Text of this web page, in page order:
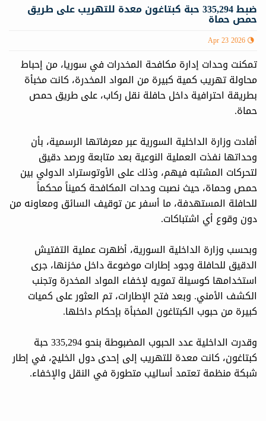
ضبط 335,294 حبة كبتاغون معدة للتهريب على طريق
حمص حماة
Apr 23 2026
تمكنت وحدات إدارة مكافحة المخدرات في سوريا، من إحباط
محاولة تهريب كمية كبيرة من المواد المخدرة، كانت مخبأة
بطريقة احترافية داخل حافلة نقل ركاب، على طريق حمص
حماة.
أفادت وزارة الداخلية السورية عبر معرفاتها الرسمية، بأن
وحداتها نفذت العملية النوعية بعد متابعة ورصد دقيق
لتحركات المشتبه فيهم، وذلك على الأوتوستراد الدولي بين
حمص وحماة، حيث نصبت وحدات المكافحة كميناً محكماً
للحافلة المستهدفة، ما أسفر عن توقيف السائق ومعاونه من
دون وقوع أي اشتباكات.
وبحسب وزارة الداخلية السورية، أظهرت عملية التفتيش
الدقيق للحافلة وجود إطارات موضوعة داخل مخزنها، جرى
استخدامها كوسيلة تمويه لإخفاء المواد المخدرة وتجنب
الكشف الأمني. وبعد فتح الإطارات، تم العثور على كميات
كبيرة من حبوب الكبتاغون المخبأة بإحكام داخلها.
وقدرت الداخلية عدد الحبوب المضبوطة بنحو 335,294 حبة
كبتاغون، كانت معدة للتهريب إلى إحدى دول الخليج، في إطار
شبكة منظمة تعتمد أساليب متطورة في النقل والإخفاء.